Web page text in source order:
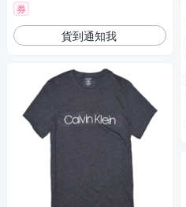
券
貨到通知我